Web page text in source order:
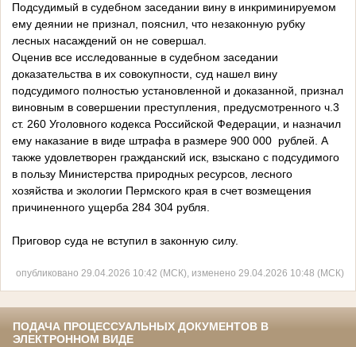
Подсудимый в судебном заседании вину в инкриминируемом
ему деянии не признал, пояснил, что незаконную рубку
лесных насаждений он не совершал.
Оценив все исследованные в судебном заседании
доказательства в их совокупности, суд нашел вину
подсудимого полностью установленной и доказанной, признал
виновным в совершении преступления, предусмотренного ч.3
ст. 260 Уголовного кодекса Российской Федерации, и назначил
ему наказание в виде штрафа в размере 900 000 рублей. А
также удовлетворен гражданский иск, взыскано с подсудимого
в пользу Министерства природных ресурсов, лесного
хозяйства и экологии Пермского края в счет возмещения
причиненного ущерба 284 304 рубля.
Приговор суда не вступил в законную силу.
опубликовано 29.04.2026 10:42 (МСК), изменено 29.04.2026 10:48 (МСК)
ПОДАЧА ПРОЦЕССУАЛЬНЫХ ДОКУМЕНТОВ В
ЭЛЕКТРОННОМ ВИДЕ